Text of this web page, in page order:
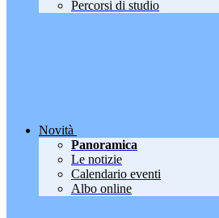
Percorsi di studio
Novità
Panoramica
Le notizie
Calendario eventi
Albo online